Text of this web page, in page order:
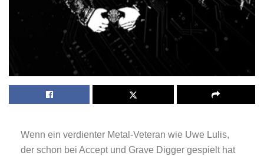
Wenn ein verdienter Metal-Veteran wie Uwe Lulis,
der schon bei Accept und Grave Digger gespielt hat